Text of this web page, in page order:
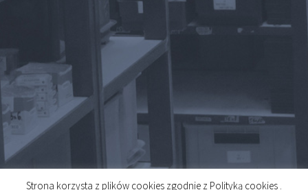
Strona korzysta z plików cookies zgodnie z Polityką cookies .